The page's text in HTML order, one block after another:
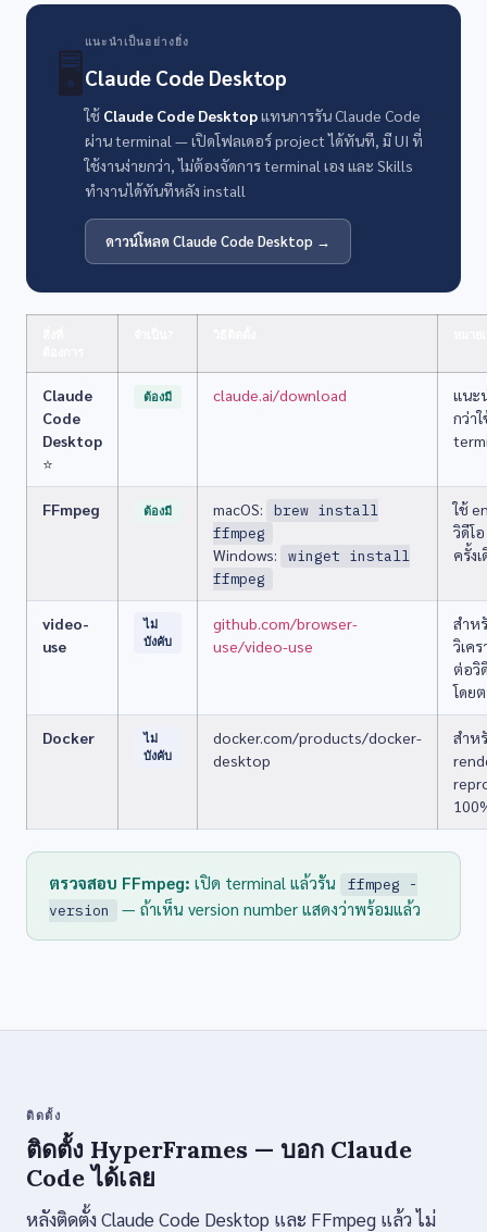
🖥️
แนะนำเป็นอย่างยิ่ง
Claude Code Desktop
ใช้ Claude Code Desktopแทนการรัน Claude Code
ผ่าน terminal — เปิดโฟลเดอร์ project ได้ทันที, มี UI ที่
ใช้งานง่ายกว่า, ไม่ต้องจัดการ terminal เอง และ Skills
ทำงานได้ทันทีหลัง install
ดาวน์โหลด Claude Code Desktop →
Claude
Code
Desktop
⭐
ต้องมี claude.ai/download
แนะ
กว่า
FFmpeg ต้องมี macOS:
brew install
ffmpeg
Windows:
winget install
ffmpeg
ใช้
วิดีโ
ครั้ง
video-
use
ไม่
บังคับ
github.com/browser-
use/video-use
สำห
วิเค
ต่อวิ
โดย
Docker
ไม่
บังคับ
docker.com/products/docker-
desktop
สำห
ตรวจสอบ FFmpeg: เปิด terminal แล้วรัน
ffmpeg -
version
— ถ้าเห็น version number แสดงว่าพร้อมแล้ว
ติดตั้ง
ติดตั้ง HyperFrames — บอก Claude
Code ได้เลย
หลังติดตั้ง Claude Code Desktop และ FFmpeg แล้ว ไม่